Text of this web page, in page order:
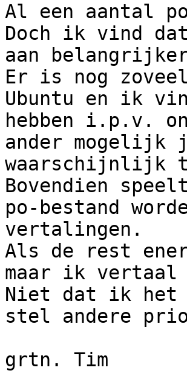
Al een aantal
Doch ik vind dat
aan
Er is nog
Ubuntu en ik
hebben i.p.v.
ander mogelijk
waarschijnlijk
Bovendien
po-bestand
vertalingen.
Als de rest
maar ik
Niet dat ik het
stel andere
grtn. Tim